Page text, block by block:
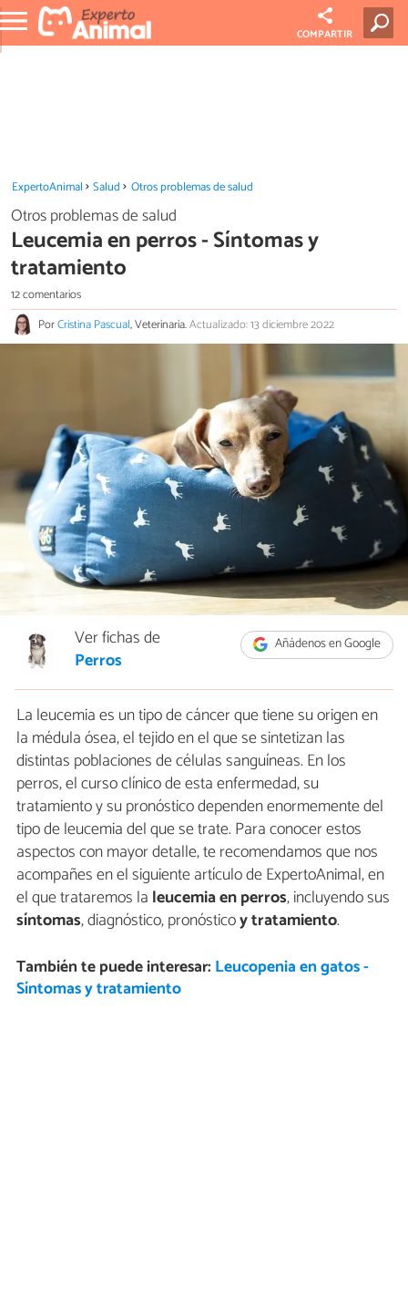
COMPARTIR
ExpertoAnimal Salud Otros problemas de salud
Otros problemas de salud
Leucemia en perros - Síntomas y
tratamiento
12 comentarios
PorCristina Pascual, Veterinaria.Actualizado: 13 diciembre 2022
Añádenos en Google
Ver fichas de
Perros
La leucemia es un tipo de cáncer que tiene su origen en
la médula ósea, el tejido en el que se sintetizan las
distintas poblaciones de células sanguíneas. En los
perros, el curso clínico de esta enfermedad, su
tratamiento y su pronóstico dependen enormemente del
tipo de leucemia del que se trate. Para conocer estos
aspectos con mayor detalle, te recomendamos que nos
acompañes en el siguiente artículo de ExpertoAnimal, en
el que trataremos la leucemia en perros, incluyendo sus
síntomas, diagnóstico, pronósticoy tratamiento.
También te puede interesar: Leucopenia en gatos -
Síntomas y tratamiento